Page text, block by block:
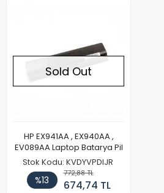
Sold Out
HP EX941AA , EX940AA ,
EV089AA Laptop Batarya Pil
Stok Kodu: KVDYVPDIJR
%13
772,88 TL
674,74 TL